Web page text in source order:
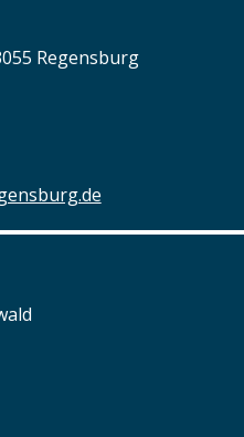
Regensburg